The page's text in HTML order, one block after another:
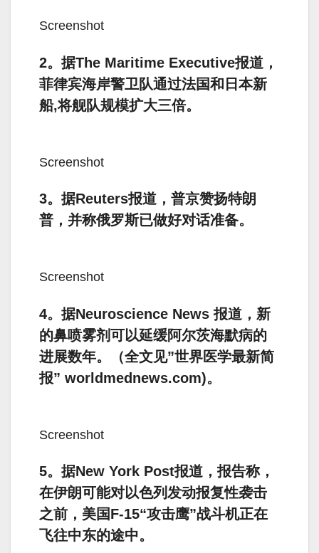
Screenshot
2。据The Maritime Executive报道，
菲律宾海岸警卫队通过法国和日本新
船,将舰队规模扩大三倍。
Screenshot
3。据Reuters报道，普京赞扬特朗
普，并称俄罗斯已做好对话准备。
Screenshot
4。据Neuroscience News 报道，新
的鼻喷雾剂可以延缓阿尔茨海默病的
进展数年。（全文见”世界医学最新简
报” worldmednews.com)。
Screenshot
5。据New York Post报道，报告称，
在伊朗可能对以色列发动报复性袭击
之前，美国F-15“攻击鹰”战斗机正在
飞往中东的途中。